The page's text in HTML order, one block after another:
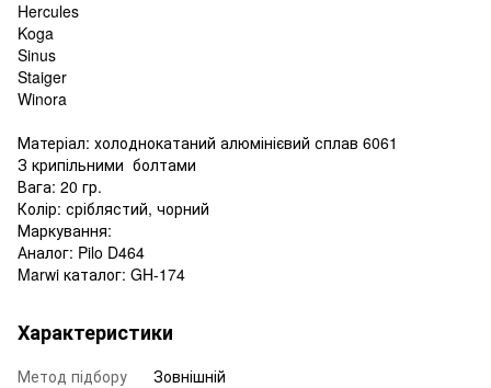
Hercules
Koga
Sinus
Staiger
Winora
Матеріал: холоднокатаний алюмінієвий сплав 6061
З крипільними болтами
Вага: 20 гр.
Колір: сріблястий, чорний
Маркування:
Аналог: Pilo D464
Marwi каталог: GH-174
Характеристики
Метод підбору
Зовнішній